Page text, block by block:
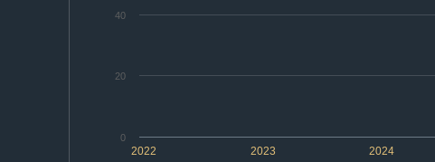
2022 2023 2024
0
20
40